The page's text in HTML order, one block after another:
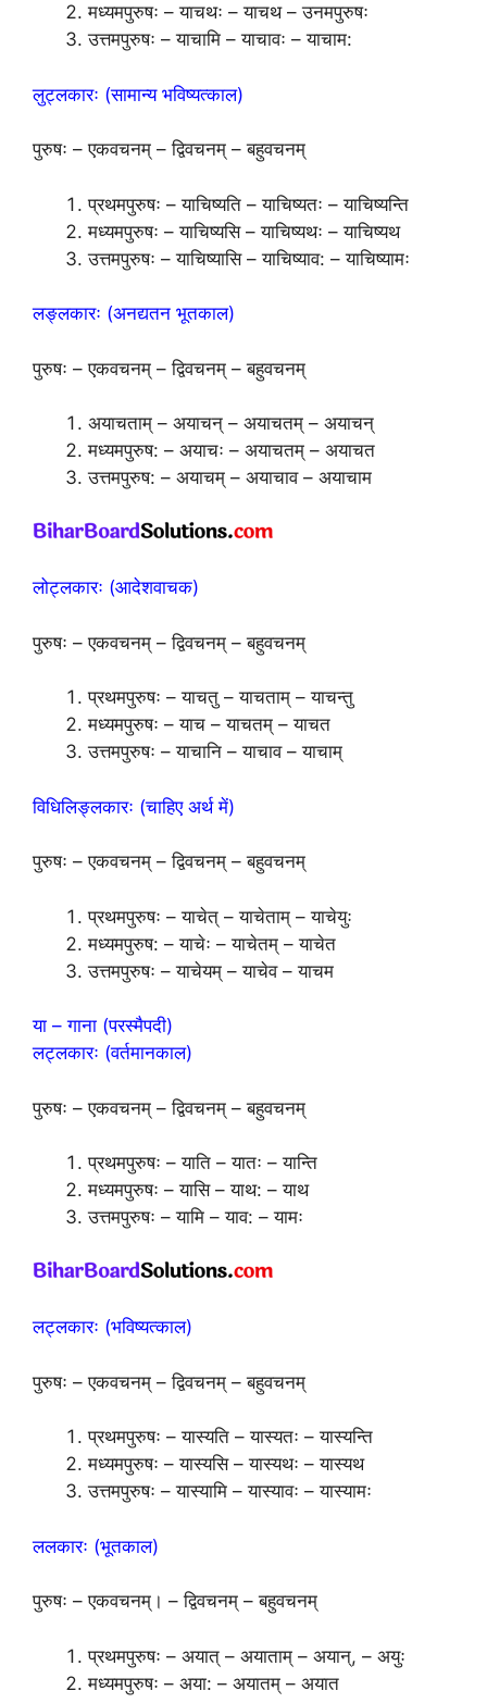
मध्यमपुरुषः – याचथः – याचथ – उनमपुरुषः
उत्तमपुरुषः – याचामि – याचावः – याचाम:
लुट्लकारः (सामान्य भविष्यत्काल)
पुरुषः – एकवचनम् – द्विवचनम् – बहुवचनम्
प्रथमपुरुषः – याचिष्यति – याचिष्यतः – याचिष्यन्ति
मध्यमपुरुषः – याचिष्यसि – याचिष्यथः – याचिष्यथ
उत्तमपुरुषः – याचिष्यासि – याचिष्याव: – याचिष्यामः
लङ्लकारः (अनद्यतन भूतकाल)
पुरुषः – एकवचनम् – द्विवचनम् – बहुवचनम्
अयाचताम् – अयाचन् – अयाचतम् – अयाचन्
मध्यमपुरुष: – अयाचः – अयाचतम् – अयाचत
उत्तमपुरुष: – अयाचम् – अयाचाव – अयाचाम
लोट्लकारः (आदेशवाचक)
पुरुषः – एकवचनम् – द्विवचनम् – बहुवचनम्
प्रथमपुरुषः – याचतु – याचताम् – याचन्तु
मध्यमपुरुषः – याच – याचतम् – याचत
उत्तमपुरुषः – याचानि – याचाव – याचाम्
विधिलिङ्लकारः (चाहिए अर्थ में)
पुरुषः – एकवचनम् – द्विवचनम् – बहुवचनम्
प्रथमपुरुषः – याचेत् – याचेताम् – याचेयुः
मध्यमपुरुष: – याचेः – याचेतम् – याचेत
उत्तमपुरुषः – याचेयम् – याचेव – याचम
या – गाना (परस्मैपदी)
लट्लकारः (वर्तमानकाल)
पुरुषः – एकवचनम् – द्विवचनम् – बहुवचनम्
प्रथमपुरुषः – याति – यातः – यान्ति
मध्यमपुरुषः – यासि – याथ: – याथ
उत्तमपुरुषः – यामि – याव: – यामः
लट्लकारः (भविष्यत्काल)
पुरुषः – एकवचनम् – द्विवचनम् – बहुवचनम्
प्रथमपुरुषः – यास्यति – यास्यतः – यास्यन्ति
मध्यमपुरुषः – यास्यसि – यास्यथः – यास्यथ
उत्तमपुरुषः – यास्यामि – यास्यावः – यास्यामः
ललकारः (भूतकाल)
पुरुषः – एकवचनम्। – द्विवचनम् – बहुवचनम्
प्रथमपुरुषः – अयात् – अयाताम् – अयान्, – अयुः
मध्यमपुरुषः – अया: – अयातम् – अयात